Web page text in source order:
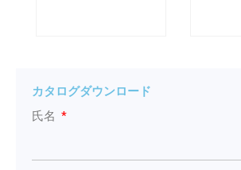
カタログダウンロード
氏名